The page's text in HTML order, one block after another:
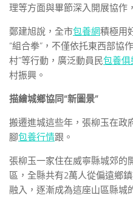
理等方面與畢節深入開展協作
鄭建旭說，全市包養網積極用
“組合拳”，不僅依托東西部協
村”等行動，廣泛動員民包養俱
村振興。
描繪城鄉協同“新圖景”
搬遷進城這些年，張柳玉在政
腳包養行情跟。
張柳玉一家住在威寧縣城郊的
區，全縣共有2萬人從偏遠鄉
融入，逐漸成為這座山區縣城